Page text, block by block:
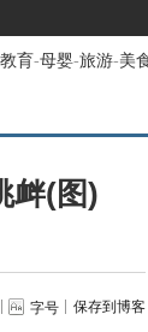
教育-母婴-旅游-美
衅(图)
字号 保存到博客